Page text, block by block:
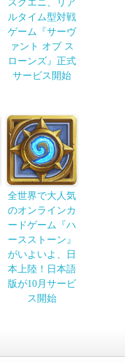
スクエニ、リア
ルタイム型対戦
ゲーム『サーヴ
ァント オブ ス
ローンズ』正式
サービス開始
全世界で大人気
のオンラインカ
ードゲーム『ハ
ースストーン』
がいよいよ、日
本上陸！日本語
版が10月サービ
ス開始